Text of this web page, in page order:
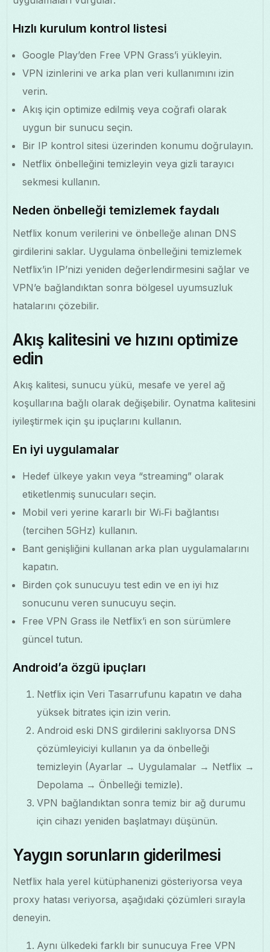
Hızlı kurulum kontrol listesi
Google Play’den Free VPN Grass’i yükleyin.
VPN izinlerini ve arka plan veri kullanımını izin
verin.
Akış için optimize edilmiş veya coğrafi olarak
uygun bir sunucu seçin.
Bir IP kontrol sitesi üzerinden konumu doğrulayın.
Netflix önbelleğini temizleyin veya gizli tarayıcı
sekmesi kullanın.
Neden önbelleği temizlemek faydalı
Netflix konum verilerini ve önbelleğe alınan DNS
girdilerini saklar. Uygulama önbelleğini temizlemek
Netflix’in IP’nizi yeniden değerlendirmesini sağlar ve
VPN’e bağlandıktan sonra bölgesel uyumsuzluk
hatalarını çözebilir.
Akış kalitesini ve hızını optimize
edin
Akış kalitesi, sunucu yükü, mesafe ve yerel ağ
koşullarına bağlı olarak değişebilir. Oynatma kalitesini
iyileştirmek için şu ipuçlarını kullanın.
En iyi uygulamalar
Hedef ülkeye yakın veya “streaming” olarak
etiketlenmiş sunucuları seçin.
Mobil veri yerine kararlı bir Wi‑Fi bağlantısı
(tercihen 5GHz) kullanın.
Bant genişliğini kullanan arka plan uygulamalarını
kapatın.
Birden çok sunucuyu test edin ve en iyi hız
sonucunu veren sunucuyu seçin.
Free VPN Grass ile Netflix’i en son sürümlere
güncel tutun.
Android’a özgü ipuçları
Netflix için Veri Tasarrufunu kapatın ve daha
yüksek bitrates için izin verin.
Android eski DNS girdilerini saklıyorsa DNS
çözümleyiciyi kullanın ya da önbelleği
temizleyin (Ayarlar → Uygulamalar → Netflix →
Depolama → Önbelleği temizle).
VPN bağlandıktan sonra temiz bir ağ durumu
için cihazı yeniden başlatmayı düşünün.
Yaygın sorunların giderilmesi
Netflix hala yerel kütüphanenizi gösteriyorsa veya
proxy hatası veriyorsa, aşağıdaki çözümleri sırayla
deneyin.
Aynı ülkedeki farklı bir sunucuya Free VPN